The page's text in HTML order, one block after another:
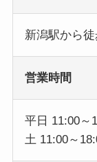
新潟駅から
営業時間
平日 11:00～
土 11:00～